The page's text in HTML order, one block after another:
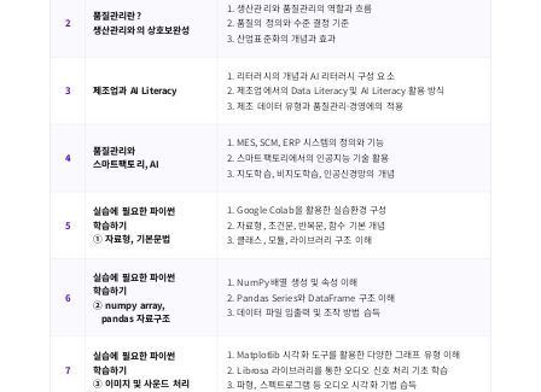
2
품질관리란?
생산관리와의 상호보완성
1. 생산관리와 품질관리의 역할과 흐름
2. 품질의 정의와 수준 결정 기준
3. 산업표준화의 개념과 효과
3 제조업과 AI Literacy
1. 리터러시의 개념과 AI 리터러시 구성 요소
2. 제조업에서의 Data Literacy 및 AI Literacy 활용 방식
3. 제조 데이터 유형과 품질관리·경영에의 적용
4
품질관리와
스마트팩토리, AI
1. MES, SCM, ERP 시스템의 정의와 기능
2. 스마트팩토리에서의 인공지능 기술 활용
3. 지도학습, 비지도학습, 인공신경망의 개념
5
실습에 필요한 파이썬
학습하기
① 자료형, 기본문법
1. Google Colab을 활용한 실습환경 구성
2. 자료형, 조건문, 반복문, 함수 기본 개념
3. 클래스, 모듈, 라이브러리 구조 이해
6
실습에 필요한 파이썬
학습하기
② numpy array,
pandas 자료구조
1. NumPy 배열 생성 및 속성 이해
2. Pandas Series와 DataFrame 구조 이해
3. 데이터 파일 입출력 및 조작 방법 습득
7
실습에 필요한 파이썬
학습하기
③ 이미지 및 사운드 처리
1. Matplotlib 시각화 도구를 활용한 다양한 그래프 유형 이해
2. Librosa 라이브러리를 통한 오디오 신호 처리 기초 학습
3. 파형, 스펙트로그램 등 오디오 시각화 기법 습득